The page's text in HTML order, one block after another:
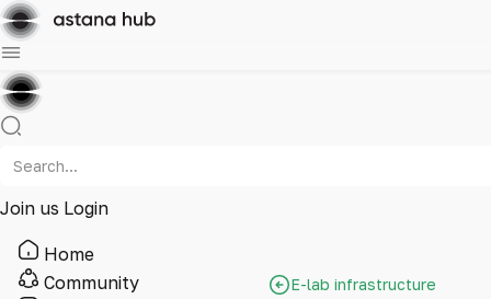
Join us Login
Home
Community
E-lab infrastructure